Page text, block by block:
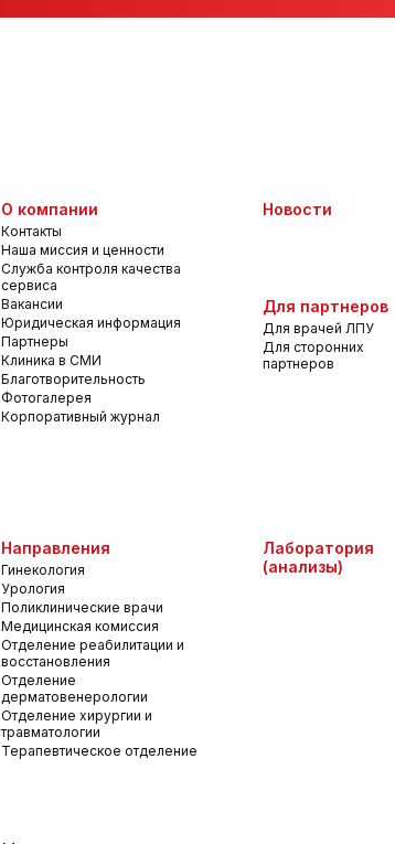
О компании
Контакты
Наша миссия и ценности
Служба контроля качества
сервиса
Вакансии
Юридическая информация
Партнеры
Клиника в СМИ
Благотворительность
Фотогалерея
Корпоративный журнал
Новости
Для партнеров
Для врачей ЛПУ
Для сторонних
партнеров
Направления
Гинекология
Урология
Поликлинические врачи
Медицинская комиссия
Отделение реабилитации и
восстановления
Отделение
дерматовенерологии
Отделение хирургии и
травматологии
Терапевтическое отделение
Лаборатория
(анализы)